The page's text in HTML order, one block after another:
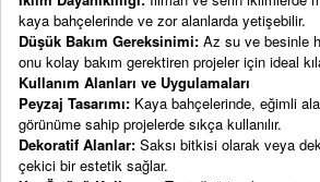
kaya bahçelerinde ve zor alanlarda yetişebilir.
Düşük Bakım Gereksinimi: Az su ve besinle
onu kolay bakım gerektiren projeler için ideal
Kullanım Alanları ve Uygulamaları
Peyzaj Tasarımı: Kaya bahçelerinde, eğimli
görünüme sahip projelerde sıkça kullanılır.
Dekoratif Alanlar: Saksı bitkisi olarak veya
çekici bir estetik sağlar.